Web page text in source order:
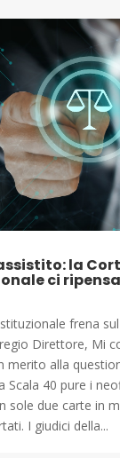
la
ci
frena
Direttore, Mi
merito alla
Scala 40 pure i
sole due carte in
I giudici della...